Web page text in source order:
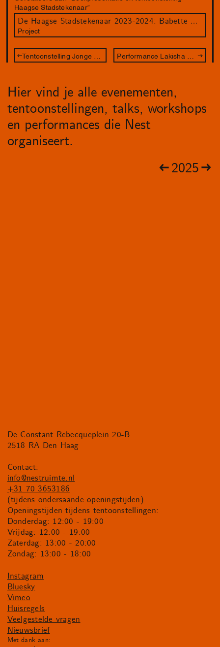
Haagse Stadstekenaar”
De Haagse Stadstekenaar 2023-2024: Babette Wagenvoort
Project
Hier vind je alle evenementen,
tentoonstellingen, talks, workshops
en performances die Nest
organiseert.
2025
De Constant Rebecqueplein 20-B
2518 RA Den Haag
Contact:
info@nestruimte.nl
+31 70 3653186
(tijdens ondersaande openingstijden)
Openingstijden tijdens tentoonstellingen:
Donderdag: 12:00 - 19:00
Vrijdag: 12:00 - 19:00
Zaterdag: 13:00 - 20:00
Zondag: 13:00 - 18:00
Instagram
Bluesky
Vimeo
Huisregels
Veelgestelde vragen
Nieuwsbrief
Met dank aan: